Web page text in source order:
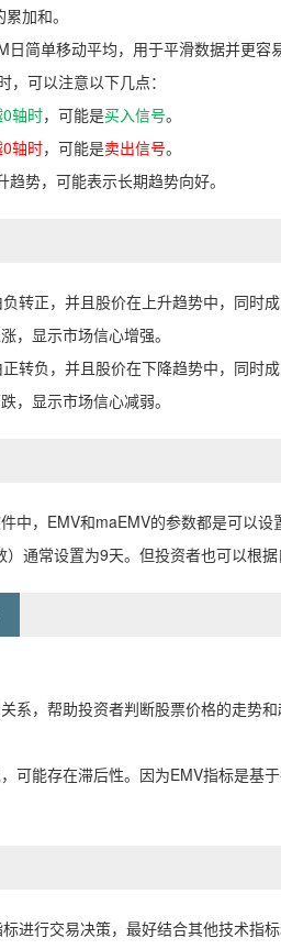
加和。
日简单移动平均，用于平滑数据并更容
，可以注意以下几点：
轴时，可能是买入信号。
轴时，可能是卖出信号。
势，可能表示长期趋势向好。
转正，并且股价在上升趋势中，同时
，显示市场信心增强。
转负，并且股价在下降趋势中，同时
，显示市场信心减弱。
中，EMV和maEMV的参数都是可以设
通常设置为9天。 但投资者也可以根据
系，帮助投资者判断股票价格的走势和
可能存在滞后性。因为EMV指标是基
进行交易决策，最好结合其他技术指标